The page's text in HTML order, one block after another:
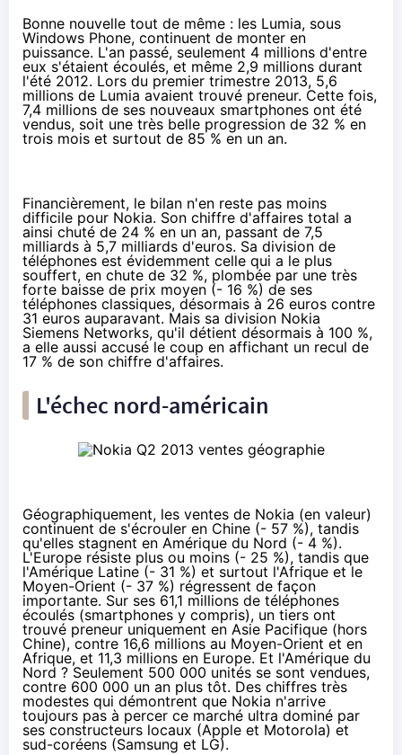
Bonne nouvelle tout de même : les Lumia, sous
Windows Phone, continuent de monter en
puissance. L'an passé, seulement 4 millions d'entre
eux s'étaient écoulés, et même 2,9 millions durant
l'été 2012. Lors du premier trimestre 2013, 5,6
millions de Lumia avaient trouvé preneur. Cette fois,
7,4 millions de ses nouveaux smartphones ont été
vendus, soit une très belle progression de 32 % en
trois mois et surtout de 85 % en un an.
Financièrement, le bilan n'en reste pas moins
difficile pour Nokia. Son chiffre d'affaires total a
ainsi chuté de 24 % en un an, passant de 7,5
milliards à 5,7 milliards d'euros. Sa division de
téléphones est évidemment celle qui a le plus
souffert, en chute de 32 %, plombée par une très
forte baisse de prix moyen (- 16 %) de ses
téléphones classiques, désormais à 26 euros contre
31 euros auparavant. Mais sa division Nokia
Siemens Networks, qu'il détient désormais à 100 %,
a elle aussi accusé le coup en affichant un recul de
17 % de son chiffre d'affaires.
L'échec nord-américain
Géographiquement, les ventes de Nokia (en valeur)
continuent de s'écrouler en Chine (- 57 %), tandis
qu'elles stagnent en Amérique du Nord (- 4 %).
L'Europe résiste plus ou moins (- 25 %), tandis que
l'Amérique Latine (- 31 %) et surtout l'Afrique et le
Moyen-Orient (- 37 %) régressent de façon
importante. Sur ses 61,1 millions de téléphones
écoulés (smartphones y compris), un tiers ont
trouvé preneur uniquement en Asie Pacifique (hors
Chine), contre 16,6 millions au Moyen-Orient et en
Afrique, et 11,3 millions en Europe. Et l'Amérique du
Nord ? Seulement 500 000 unités se sont vendues,
contre 600 000 un an plus tôt. Des chiffres très
modestes qui démontrent que Nokia n'arrive
toujours pas à percer ce marché ultra dominé par
ses constructeurs locaux (Apple et Motorola) et
sud-coréens (Samsung et LG).